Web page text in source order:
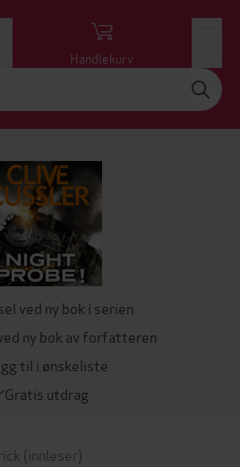
Handlekurv
ved ny bok i serien
ny bok av forfatteren
til i ønskeliste
Gratis utdrag
(innleser)